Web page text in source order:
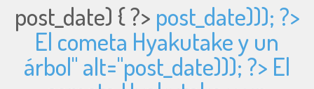
post_date) { ?> post_date))); ?>
El cometa Hyakutake y un
árbol" alt="post_date))); ?> El